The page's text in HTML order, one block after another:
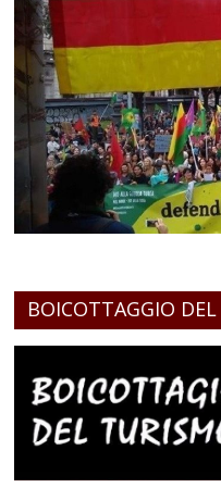
BOICOTTAGGIO